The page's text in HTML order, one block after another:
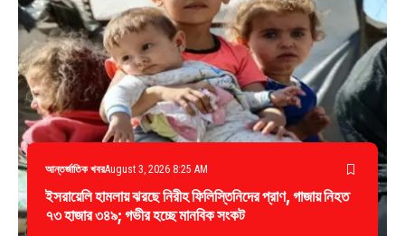
আন্তর্জাতিক খবরAugust 3, 2026 8:25 AM
ইসরায়েলি হামলায় ঝরছে নিরীহ ফিলিস্তিনিদের প্রাণ, গাজায় নিহত
৭৩ হাজার ৩৪৯; গভীর হচ্ছে মানবিক সংকট